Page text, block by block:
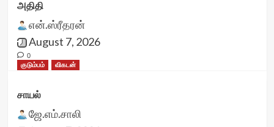
அதிதி
என்.ஸ்ரீதரன்
August 7, 2026
0
குடும்பம்
விகடன்
சாயல்
ஜே.எம்.சாலி